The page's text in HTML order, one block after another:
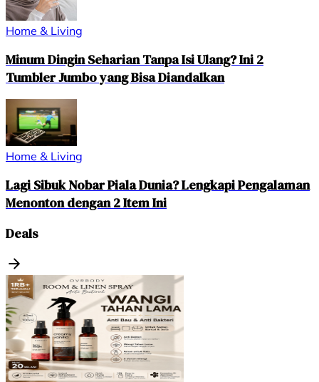
Home & Living
Minum Dingin Seharian Tanpa Isi Ulang? Ini 2
Tumbler Jumbo yang Bisa Diandalkan
Home & Living
Lagi Sibuk Nobar Piala Dunia? Lengkapi Pengalaman
Menonton dengan 2 Item Ini
Deals